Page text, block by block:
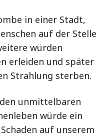
in einer Stadt,
auf der Stelle
würden
erleiden und später
Strahlung sterben.
unmittelbaren
würde ein
auf unserem